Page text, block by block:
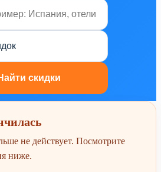
не действует. Посмотрите
ниже.